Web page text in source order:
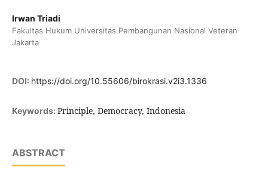
Irwan Triadi
Fakultas Hukum Universitas Pembangunan Nasional Veteran
Jakarta
DOI: https://doi.org/10.55606/birokrasi.v2i3.1336
Keywords: Principle, Democracy, Indonesia
ABSTRACT